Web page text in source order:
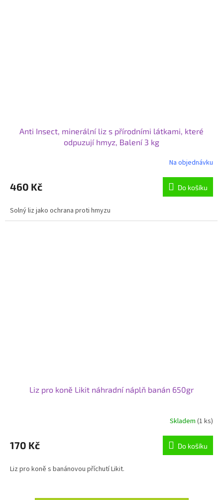
Anti Insect, minerální liz s přírodními látkami, které
odpuzují hmyz, Balení 3 kg
produktu
je
z
5
Na objednávku
460 Kč Do košíku
Solný liz jako ochrana proti hmyzu
Liz pro koně Likit náhradní náplň banán 650gr
Skladem (1 ks)
170 Kč Do košíku
Liz pro koně s banánovou příchutí Likit.